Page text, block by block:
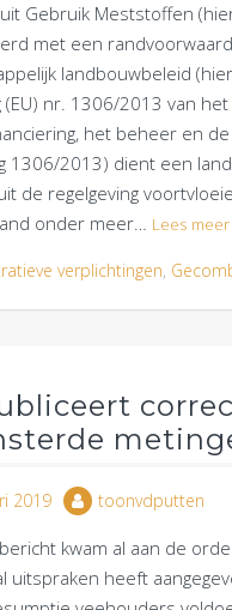
Gebruik Meststoffen
met een
landbouwbeleid
nr. 1306/2013 van
het beheer en
1306/2013) dient een
de regelgeving
onder meer… Lees meer
verplichtingen,
2019 toonvdputten
kwam al aan de
uitspraken heeft